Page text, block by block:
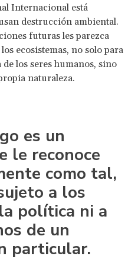
Internacional está
destrucción ambiental.
futuras les parezca
ecosistemas, no solo para
los seres humanos, sino
naturaleza.
es un
le reconoce
como tal,
a los
política ni a
de un
particular.